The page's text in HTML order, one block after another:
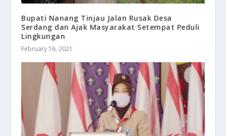
Bupati Nanang Tinjau Jalan Rusak Desa
Serdang dan Ajak Masyarakat Setempat Peduli
Lingkungan
February 16, 2021